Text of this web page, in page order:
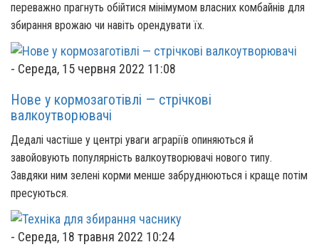
переважно прагнуть обійтися мінімумом власних комбайнів для
збирання врожаю чи навіть орендувати їх.
- Середа, 15 червня 2022 11:08
Нове у кормозаготівлі — стрічкові
валкоутворювачі
Дедалі частіше у центрі уваги аграріїв опиняються й
завойовують популярність валкоутворювачі нового типу.
Завдяки ним зелені корми менше забруднюються і краще потім
пресуються.
- Середа, 18 травня 2022 10:24